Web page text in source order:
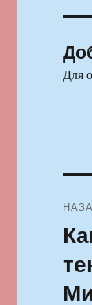
Для
по